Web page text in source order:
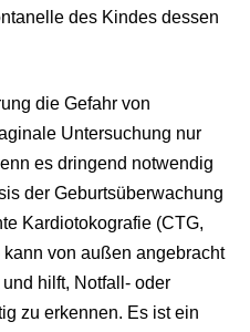
des Kindes dessen
die Gefahr von
Untersuchung nur
es dringend notwendig
der Geburtsüberwachung
Kardiotokografie (CTG,
von außen angebracht
hilft, Notfall- oder
zu erkennen. Es ist ein